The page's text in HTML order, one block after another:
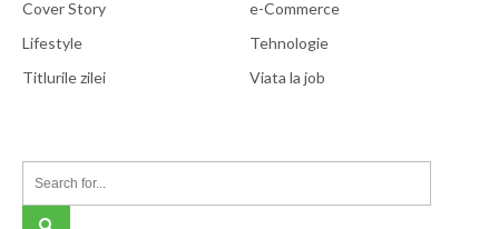
Cover Story
e-Commerce
Lifestyle
Tehnologie
Titlurile zilei
Viata la job